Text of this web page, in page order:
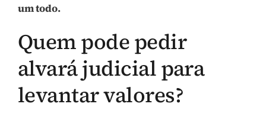
um todo.
Quem pode pedir
alvará judicial para
levantar valores?